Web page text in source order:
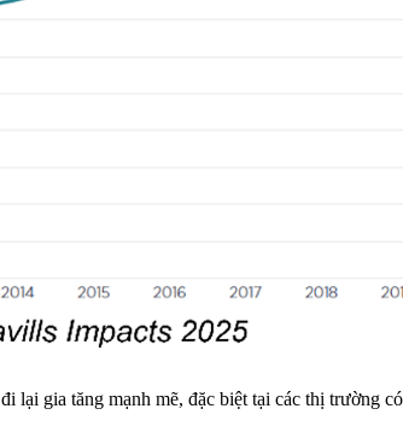
lại gia tăng mạnh mẽ, đặc biệt tại các thị